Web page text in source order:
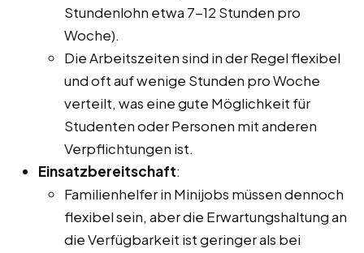
Stundenlohn etwa 7-12 Stunden pro
Woche).
Die Arbeitszeiten sind in der Regel flexibel
und oft auf wenige Stunden pro Woche
verteilt, was eine gute Möglichkeit für
Studenten oder Personen mit anderen
Verpflichtungen ist.
Einsatzbereitschaft:
Familienhelfer in Minijobs müssen dennoch
flexibel sein, aber die Erwartungshaltung an
die Verfügbarkeit ist geringer als bei